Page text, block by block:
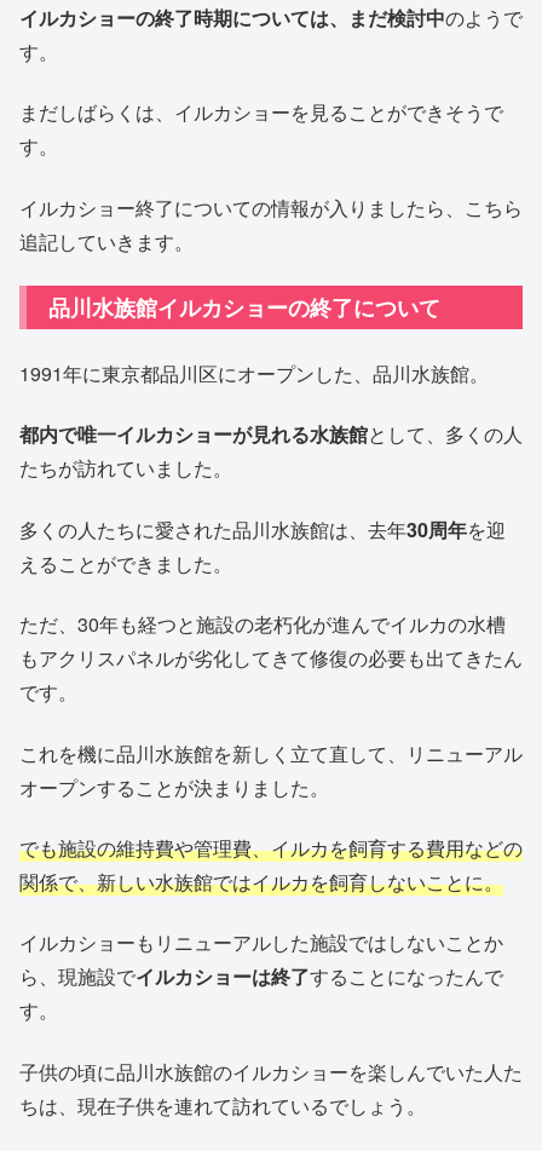
イルカショーの終了時期については、まだ検討中のようで
す。
まだしばらくは、イルカショーを見ることができそうで
す。
イルカショー終了についての情報が入りましたら、こちら
追記していきます。
品川水族館イルカショーの終了について
1991年に東京都品川区にオープンした、品川水族館。
都内で唯一イルカショーが見れる水族館として、多くの人
たちが訪れていました。
多くの人たちに愛された品川水族館は、去年30周年を迎
えることができました。
ただ、30年も経つと施設の老朽化が進んでイルカの水槽
もアクリスパネルが劣化してきて修復の必要も出てきたん
です。
これを機に品川水族館を新しく立て直して、リニューアル
オープンすることが決まりました。
でも施設の維持費や管理費、イルカを飼育する費用などの
関係で、新しい水族館ではイルカを飼育しないことに。
イルカショーもリニューアルした施設ではしないことか
ら、現施設でイルカショーは終了することになったんで
す。
子供の頃に品川水族館のイルカショーを楽しんでいた人た
ちは、現在子供を連れて訪れているでしょう。